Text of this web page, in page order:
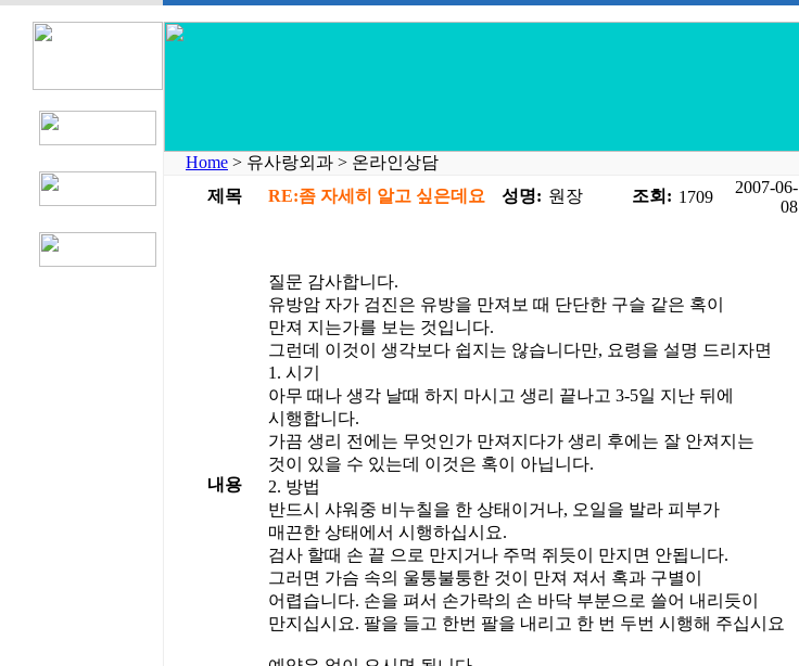
Home > 유사랑외과 > 온라인상담
제목
RE:좀 자세히 알고 싶은데요 성명: 원장 조회: 1709
2007-06-
08
내용
질문 감사합니다.
유방암 자가 검진은 유방을 만져보 때 단단한 구슬 같은 혹이
만져 지는가를 보는 것입니다.
그런데 이것이 생각보다 쉽지는 않습니다만, 요령을 설명 드리자면
1. 시기
아무 때나 생각 날때 하지 마시고 생리 끝나고 3-5일 지난 뒤에
시행합니다.
가끔 생리 전에는 무엇인가 만져지다가 생리 후에는 잘 안져지는
것이 있을 수 있는데 이것은 혹이 아닙니다.
2. 방법
반드시 샤워중 비누칠을 한 상태이거나, 오일을 발라 피부가
매끈한 상태에서 시행하십시요.
검사 할때 손 끝 으로 만지거나 주먹 쥐듯이 만지면 안됩니다.
그러면 가슴 속의 울퉁불퉁한 것이 만져 져서 혹과 구별이
어렵습니다. 손을 펴서 손가락의 손 바닥 부분으로 쓸어 내리듯이
만지십시요. 팔을 들고 한번 팔을 내리고 한 번 두번 시행해 주십시요